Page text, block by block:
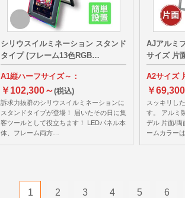
シリウスイルミネーション スタンド
タイプ (フレーム13色RGB…
A1縦ハーフサイズ～：
￥102,300～(税込)
訴求力抜群のシリウスイルミネーションに
スタンドタイプが登場！ 届いたその日に集
客ツールとして役立ちます！ LEDパネル本
体、フレーム両方…
AJアルミ
サイズ 片
A2サイズ
￥
スッキリし
す。 アルミ
デル 片面/両
ームカラー
1 2 3 4 5 6